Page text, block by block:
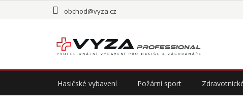
obchod@vyza.cz
Hasičské vybavení Požární sport